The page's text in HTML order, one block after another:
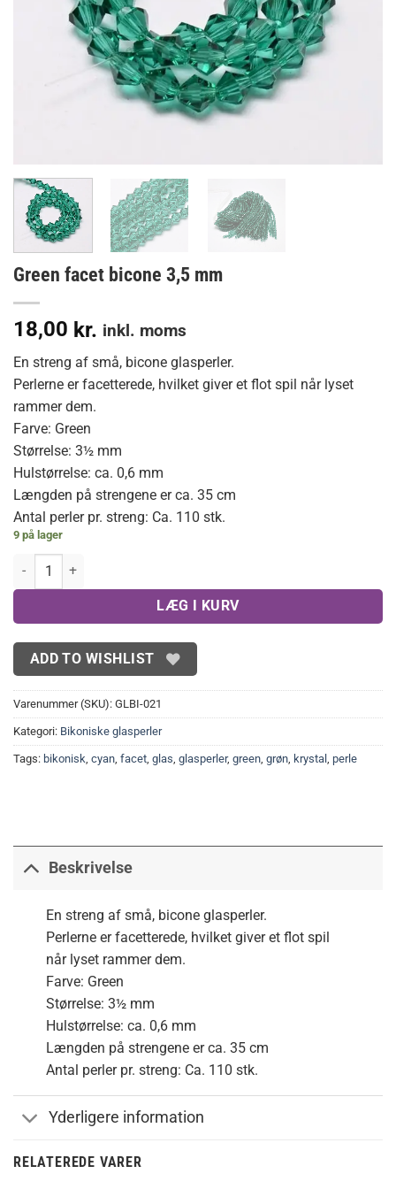
Green facet bicone 3,5 mm
18,00 kr. inkl. moms
En streng af små, bicone glasperler.
Perlerne er facetterede, hvilket giver et flot spil når lyset
rammer dem.
Farve: Green
Størrelse: 3½ mm
Hulstørrelse: ca. 0,6 mm
Længden på strengene er ca. 35 cm
Antal perler pr. streng: Ca. 110 stk.
9 på lager
Green facet bicone 3,5 mm antal
LÆG I KURV
ADD TO WISHLIST
Varenummer (SKU): GLBI-021
Kategori: Bikoniske glasperler
Tags: bikonisk cyan facet glas glasperler, green grøn krystal perle
Beskrivelse
En streng af små, bicone glasperler.
Perlerne er facetterede, hvilket giver et flot spil
når lyset rammer dem.
Farve: Green
Størrelse: 3½ mm
Hulstørrelse: ca. 0,6 mm
Længden på strengene er ca. 35 cm
Antal perler pr. streng: Ca. 110 stk.
Yderligere information
RELATEREDE VARER